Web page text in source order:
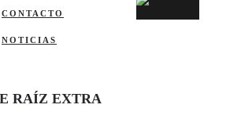
CONTACTO
NOTICIAS
RAÍZ EXTRA